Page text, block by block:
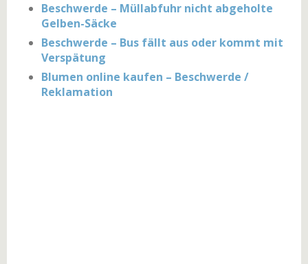
Beschwerde – Müllabfuhr nicht abgeholte
Gelben-Säcke
Beschwerde – Bus fällt aus oder kommt mit
Verspätung
Blumen online kaufen – Beschwerde /
Reklamation